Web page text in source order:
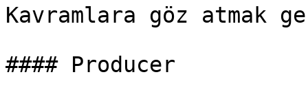
Kavramlara göz atmak
#### Producer